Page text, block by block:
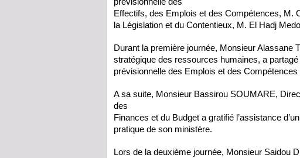
Effectifs, des Emplois et des Compétences, M.
la Législation et du Contentieux, M. El Hadj
Durant la première journée, Monsieur Alassane
stratégique des ressources humaines, a
prévisionnelle des Emplois et des
A sa suite, Monsieur Bassirou SOUMARE,
des
Finances et du Budget a gratifié l’assistance
pratique de son ministère.
Lors de la deuxième journée, Monsieur Saidou